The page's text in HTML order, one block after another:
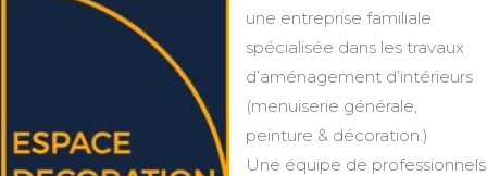
une entreprise familiale
spécialisée dans les travaux
d’aménagement d’intérieurs
(menuiserie générale,
peinture & décoration.)
Une équipe de professionnels